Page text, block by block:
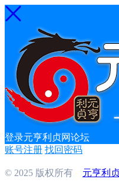
登录元亨利贞网论坛
账号注册 找回密码
© 2025 版权所有 元亨利